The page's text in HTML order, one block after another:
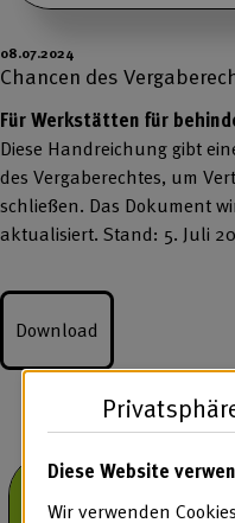
08.07.2024
Chancen des
Für Werkstätten für
Diese Handreichung gibt
des Vergaberechtes, um
schließen. Das Dokument
aktualisiert. Stand: 5. Juli
Download
Diese Website
Wir verwenden